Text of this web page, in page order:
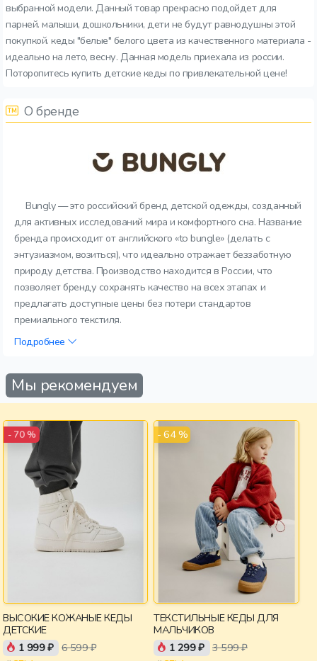
выбранной модели. Данный товар прекрасно подойдет для
парней. малыши, дошкольники, дети не будут равнодушны этой
покупкой. кеды "белые" белого цвета из качественного материала -
идеально на лето, весну. Данная модель приехала из россии.
Поторопитесь купить детские кеды по привлекательной цене!
О бренде
Bungly — это российский бренд детской одежды, созданный
для активных исследований мира и комфортного сна. Название
бренда происходит от английского «to bungle» (делать с
энтузиазмом, возиться), что идеально отражает беззаботную
природу детства. Производство находится в России, что
позволяет бренду сохранять качество на всех этапах и
предлагать доступные цены без потери стандартов
премиального текстиля.
Подробнее
Мы рекомендуем
- 70 %
ВЫСОКИЕ КОЖАНЫЕ КЕДЫ
ДЕТСКИЕ
1 999 ₽ 6 599 ₽
- 64 %
ТЕКСТИЛЬНЫЕ КЕДЫ ДЛЯ
МАЛЬЧИКОВ
1 299 ₽ 3 599 ₽